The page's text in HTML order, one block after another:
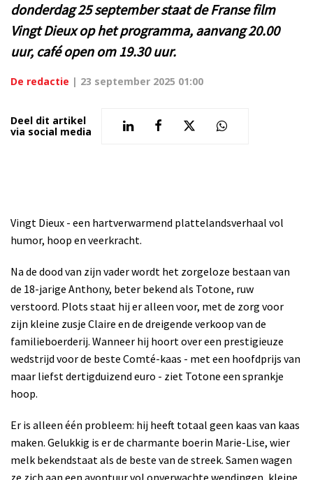
donderdag 25 september staat de Franse film
Vingt Dieux op het programma, aanvang 20.00
uur, café open om 19.30 uur.
De redactie | 23 september 2025 01:00
Deel dit artikel
via social media
Vingt Dieux - een hartverwarmend plattelandsverhaal vol
humor, hoop en veerkracht.
Na de dood van zijn vader wordt het zorgeloze bestaan van
de 18-jarige Anthony, beter bekend als Totone, ruw
verstoord. Plots staat hij er alleen voor, met de zorg voor
zijn kleine zusje Claire en de dreigende verkoop van de
familieboerderij. Wanneer hij hoort over een prestigieuze
wedstrijd voor de beste Comté-kaas - met een hoofdprijs van
maar liefst dertigduizend euro - ziet Totone een sprankje
hoop.
Er is alleen één probleem: hij heeft totaal geen kaas van kaas
maken. Gelukkig is er de charmante boerin Marie-Lise, wier
melk bekendstaat als de beste van de streek. Samen wagen